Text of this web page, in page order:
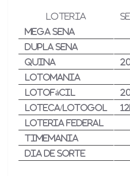
LOTERIA
Mega Sena
Dupla Sena
Quina
Lotomania
Lotofácil
Loteca/Lotogol
Loteria Federal
Timemania
Dia de Sorte